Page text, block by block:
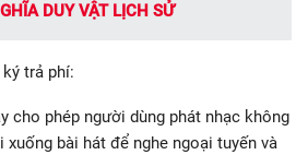
DUY VẬT LỊCH SỬ
trả phí:
cho phép người dùng phát nhạc không
xuống bài hát để nghe ngoại tuyến và